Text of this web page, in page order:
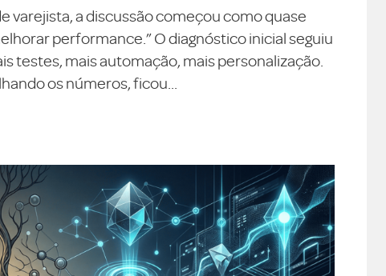
varejista, a discussão começou como quase
performance.” O diagnóstico inicial seguiu
testes, mais automação, mais personalização.
os números, ficou...